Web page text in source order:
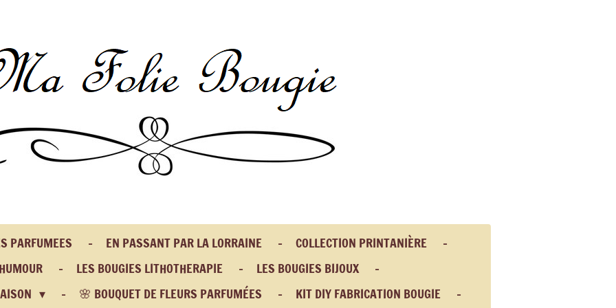
PARFUMEES EN PASSANT PAR LA LORRAINE
COLLECTION PRINTANIÈRE
LES BOUGIES LITHOTHERAPIE
LES BOUGIES BIJOUX
🌸 BOUQUET DE FLEURS PARFUMÉES
KIT DIY FABRICATION BOUGIE